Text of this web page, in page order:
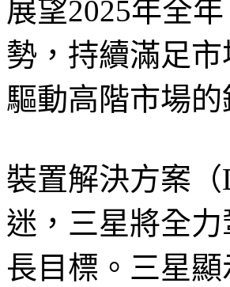
展望2025年全
勢，持續滿足
驅動高階市場
裝置解決方案
迷，三星將全
長目標。三星